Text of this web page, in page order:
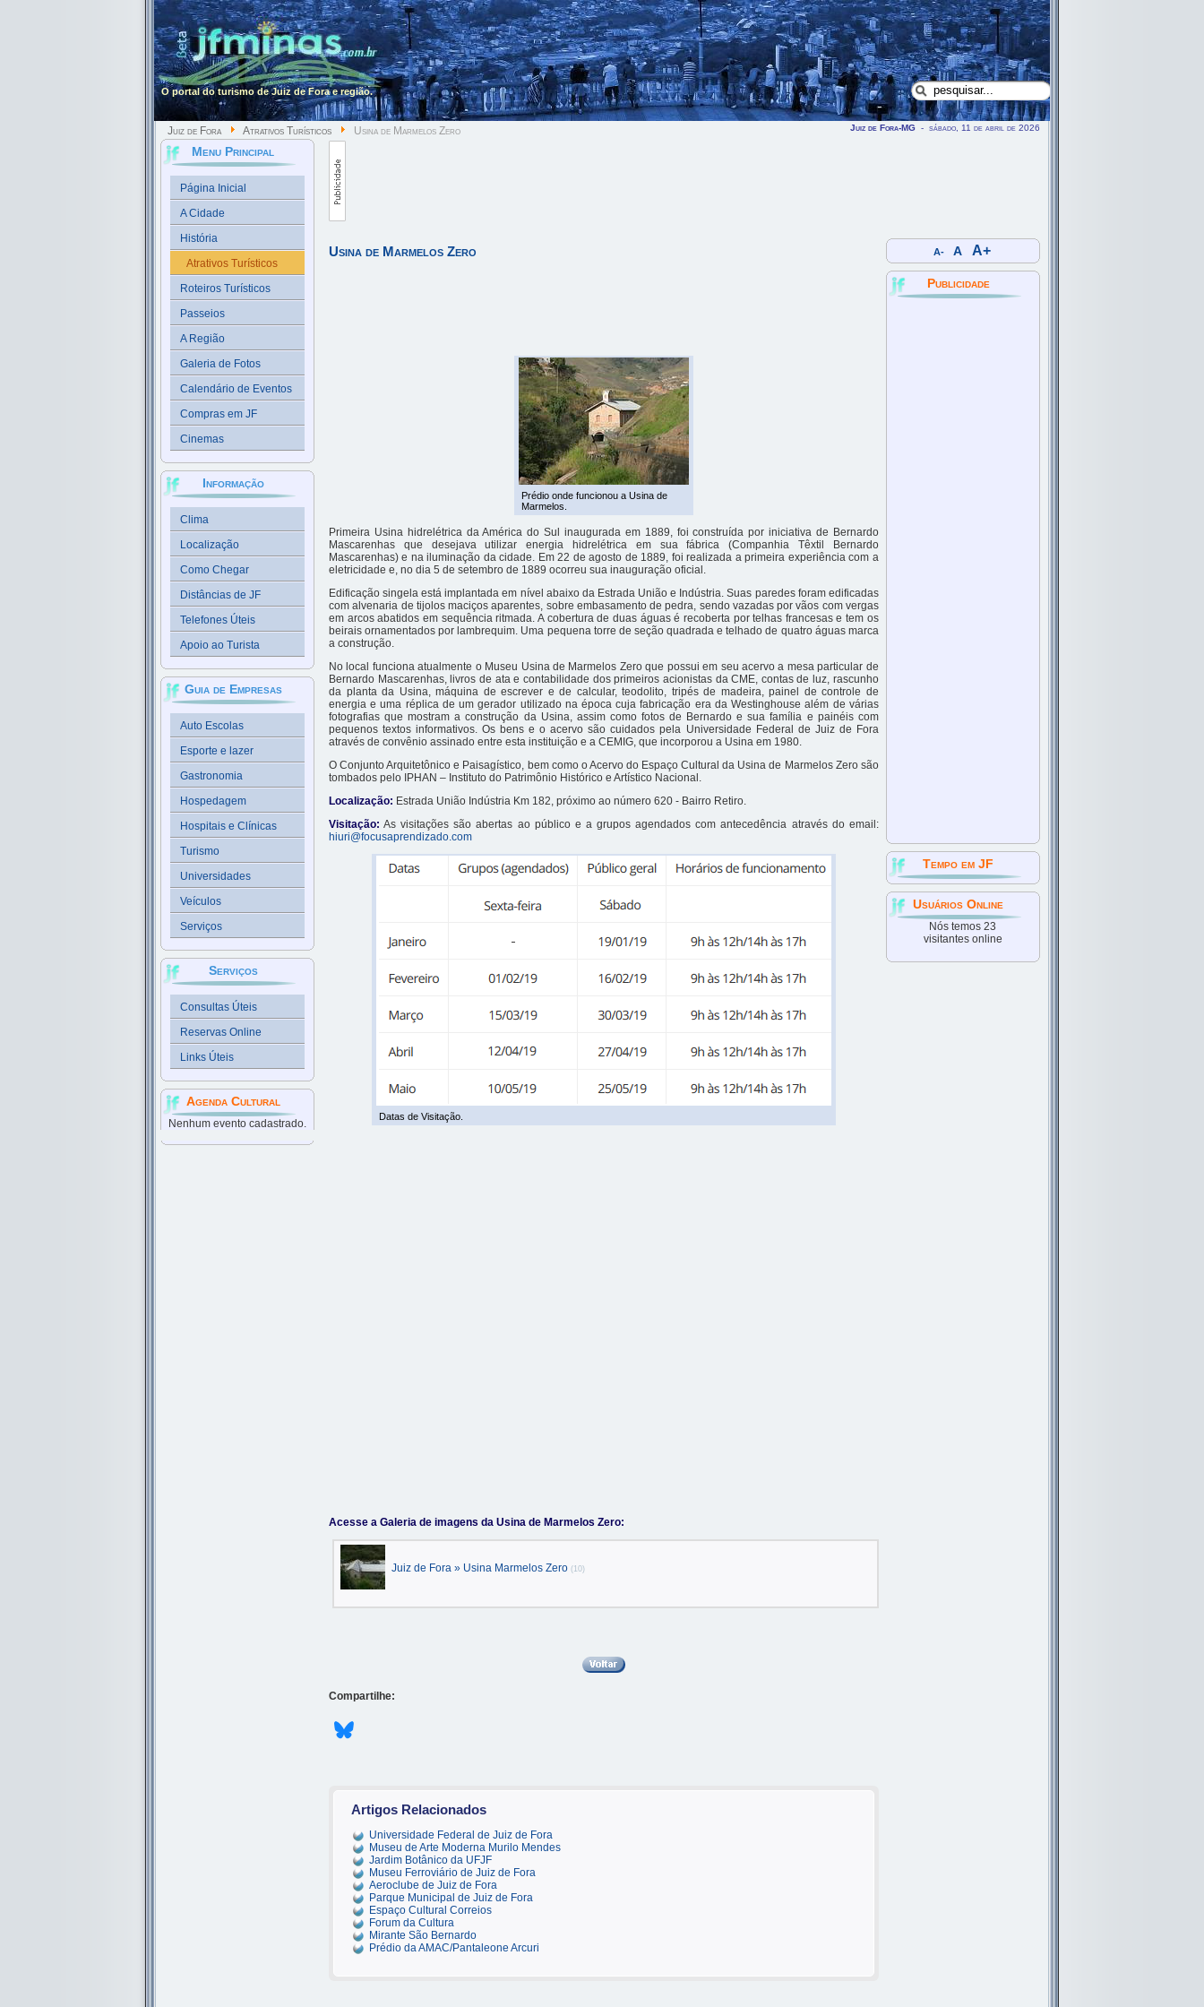
O portal do turismo de Juiz de Fora e região.
Juiz de Fora Atrativos Turísticos Usina de Marmelos Zero Juiz de Fora-MG - sábado, 11 de abril de 2026
Menu Principal
Página Inicial
A Cidade
História
Atrativos Turísticos
Roteiros Turísticos
Passeios
A Região
Galeria de Fotos
Calendário de Eventos
Compras em JF
Cinemas
Informação
Clima
Localização
Como Chegar
Distâncias de JF
Telefones Úteis
Apoio ao Turista
Guia de Empresas
Auto Escolas
Esporte e lazer
Gastronomia
Hospedagem
Hospitais e Clínicas
Turismo
Universidades
Veículos
Serviços
Serviços
Consultas Úteis
Reservas Online
Links Úteis
Agenda Cultural
Nenhum evento cadastrado.
Usina de Marmelos Zero
Prédio onde funcionou a Usina de
Marmelos.
Primeira Usina hidrelétrica da América do Sul inaugurada em 1889, foi construída por iniciativa de Bernardo
Mascarenhas que desejava utilizar energia hidrelétrica em sua fábrica (Companhia Têxtil Bernardo
Mascarenhas) e na iluminação da cidade. Em 22 de agosto de 1889, foi realizada a primeira experiência com a
eletricidade e, no dia 5 de setembro de 1889 ocorreu sua inauguração oficial.
Edificação singela está implantada em nível abaixo da Estrada União e Indústria. Suas paredes foram edificadas
com alvenaria de tijolos maciços aparentes, sobre embasamento de pedra, sendo vazadas por vãos com vergas
em arcos abatidos em sequência ritmada. A cobertura de duas águas é recoberta por telhas francesas e tem os
beirais ornamentados por lambrequim. Uma pequena torre de seção quadrada e telhado de quatro águas marca
a construção.
No local funciona atualmente o Museu Usina de Marmelos Zero que possui em seu acervo a mesa particular de
Bernardo Mascarenhas, livros de ata e contabilidade dos primeiros acionistas da CME, contas de luz, rascunho
da planta da Usina, máquina de escrever e de calcular, teodolito, tripés de madeira, painel de controle de
energia e uma réplica de um gerador utilizado na época cuja fabricação era da Westinghouse além de várias
fotografias que mostram a construção da Usina, assim como fotos de Bernardo e sua família e painéis com
pequenos textos informativos. Os bens e o acervo são cuidados pela Universidade Federal de Juiz de Fora
através de convênio assinado entre esta instituição e a CEMIG, que incorporou a Usina em 1980.
O Conjunto Arquitetônico e Paisagístico, bem como o Acervo do Espaço Cultural da Usina de Marmelos Zero são
tombados pelo IPHAN – Instituto do Patrimônio Histórico e Artístico Nacional.
Localização: Estrada União Indústria Km 182, próximo ao número 620 - Bairro Retiro.
Visitação: As visitações são abertas ao público e a grupos agendados com antecedência através do email:
hiuri@focusaprendizado.com
Datas de Visitação.
Acesse a Galeria de imagens da Usina de Marmelos Zero:
Juiz de Fora » Usina Marmelos Zero (10)
Compartilhe:
Artigos Relacionados
Universidade Federal de Juiz de Fora
Museu de Arte Moderna Murilo Mendes
Jardim Botânico da UFJF
Museu Ferroviário de Juiz de Fora
Aeroclube de Juiz de Fora
Parque Municipal de Juiz de Fora
Espaço Cultural Correios
Forum da Cultura
Mirante São Bernardo
Prédio da AMAC/Pantaleone Arcuri
A- A A+
Publicidade
Tempo em JF
Usuários Online
Nós temos 23
visitantes online